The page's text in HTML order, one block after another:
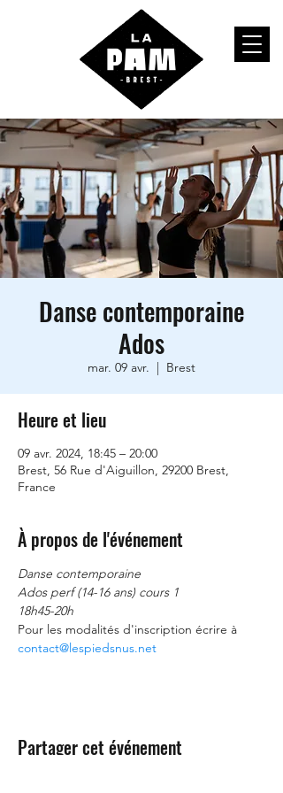
Danse contemporaine
Ados
mar. 09 avr.
  |
Brest
Heure et lieu
09 avr. 2024, 18:45 – 20:00
Brest, 56 Rue d'Aiguillon, 29200 Brest,
France
À propos de l'événement
Danse contemporaine
Ados perf (14-16 ans) cours 1
18h45-20h
Pour les modalités d'inscription écrire à
contact@lespiedsnus.net
Partager cet événement